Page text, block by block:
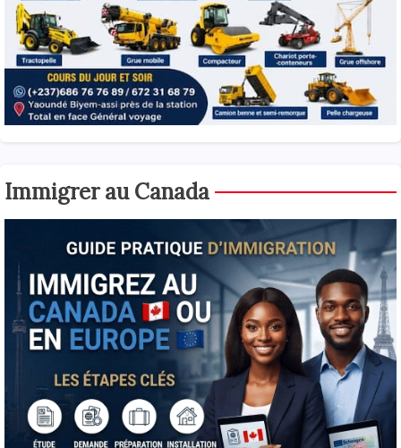
Immigrer au Canada